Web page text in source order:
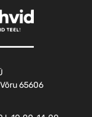
65606